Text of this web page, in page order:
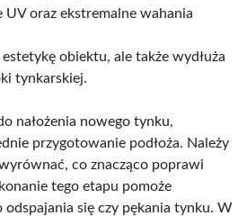
oraz ekstremalne wahania
obiektu, ale także wydłuża
tynkarskiej.
nałożenia nowego tynku,
przygotowanie podłoża. Należy
co znacząco poprawi
tego etapu pomoże
się czy pękania tynku. W